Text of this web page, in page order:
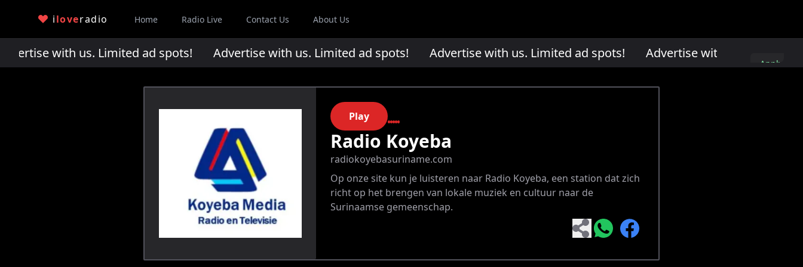
iloveradio Home Radio Live Contact Us About Us
with us. Limited ad spots!Advertise with us. Limited ad spots!Advertise with us. Limited ad spots!Advertise with us. Limited ad
Apply
Play
Radio Koyeba
radiokoyebasuriname.com
Op onze site kun je luisteren naar Radio Koyeba, een station dat zich
richt op het brengen van lokale muziek en cultuur naar de
Surinaamse gemeenschap.